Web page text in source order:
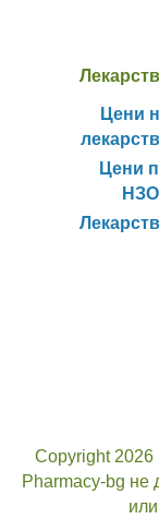
Цени
Цени
Copyright 2026
Pharmacy-bg не